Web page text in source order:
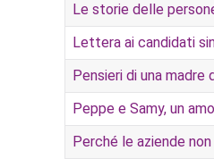
Le storie delle
Lettera ai candidati
Pensieri di una madre
Peppe e Samy, un
Perché le aziende